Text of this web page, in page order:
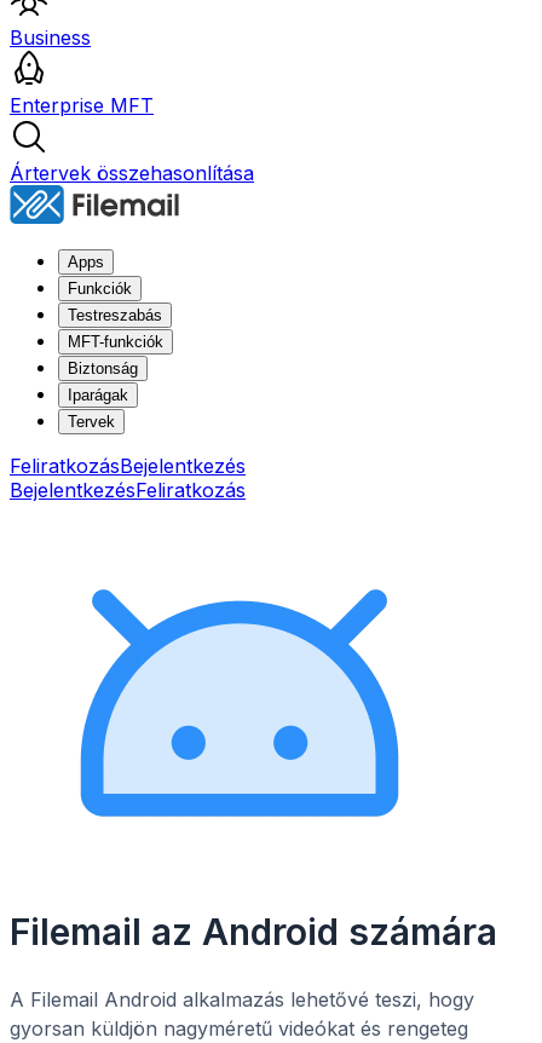
Business
Enterprise MFT
Ártervek összehasonlítása
Apps
Funkciók
Testreszabás
MFT-funkciók
Biztonság
Iparágak
Tervek
FeliratkozásBejelentkezés
BejelentkezésFeliratkozás
Filemail az Android számára
A Filemail Android alkalmazás lehetővé teszi, hogy
gyorsan küldjön nagyméretű videókat és rengeteg